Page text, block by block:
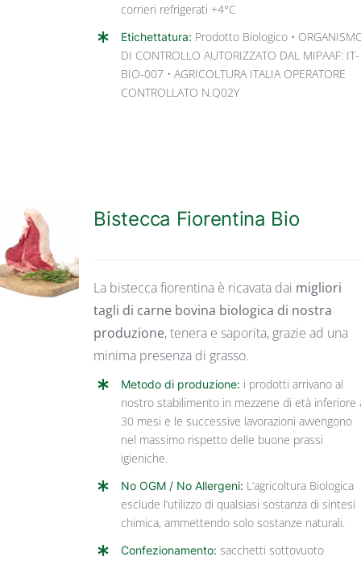
corrieri refrigerati +4°C
Etichettatura: Prodotto Biologico •
DI CONTROLLO AUTORIZZATO DAL MIPAAF: IT-
BIO-007 • AGRICOLTURA ITALIA OPERATORE
CONTROLLATO N.Q02Y
DETTAGLI
Bistecca Fiorentina Bio
La bistecca fiorentina è ricavata dai migliori
tagli di carne bovina biologica di nostra
produzione, tenera e saporita, grazie ad una
minima presenza di grasso.
Metodo di produzione: i prodotti arrivano al
nostro stabilimento in mezzene di età inferiore
30 mesi e le successive lavorazioni avvengono
nel massimo rispetto delle buone prassi
igieniche.
No OGM / No Allergeni: L’agricoltura Biologica
esclude l’utilizzo di qualsiasi sostanza di sintesi
chimica, ammettendo solo sostanze naturali.
Confezionamento: sacchetti sottovuoto